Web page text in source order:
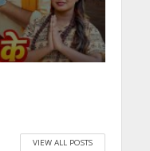
VIEW ALL POSTS